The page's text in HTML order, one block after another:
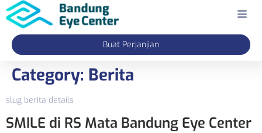
Buat Perjanjian
Category: Berita
slug berita details
SMILE di RS Mata Bandung Eye Center